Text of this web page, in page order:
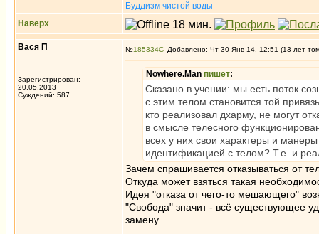
Буддизм чистой воды
Наверх
Вася П
Зарегистрирован:
20.05.2013
Суждений: 587
№185334 Добавлено: Чт 30 Янв 14, 12:51 (13 лет
Nowhere.Man пишет:
Сказано в учении: мы есть поток
с этим телом становится той
кто реализовал дхарму, не могут
в смысле телесного
всех у них свои характеры и
идентификацией с телом? Т.е. и
Зачем спрашивается отказываться от
Откуда может взяться такая
Идея "отказа от чего-то мешающего"
"Свобода" значит - всё существующее
замену.